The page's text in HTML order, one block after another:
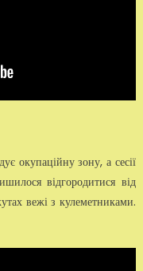
окупаційну зону, а сесії
відгородитися від
вежі з кулеметниками.